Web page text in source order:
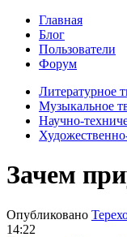
Главная
Блог
Пользователи
Форум
Литературное
Музыкальное
Научно-
Зачем
Опубликовано
14:22